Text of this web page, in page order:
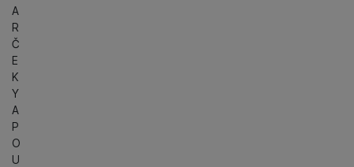
A
R
Č
E
K
Y
A
P
O
U